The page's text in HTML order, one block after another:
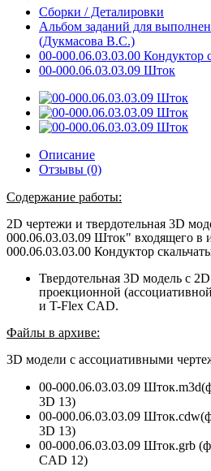
Сборки / Деталировки
Альбом заданий для
(Дукмасова В.С.)
00-000.06.03.03.00 Кондуктор
00-000.06.03.03.09 Шток
Описание
Отзывы (0)
Содержание работы:
2D чертежи и твердотельная 3D
000.06.03.03.09 Шток" входящего в
000.06.03.03.00 Кондуктор
Твердотельная 3D модель с
проекционной
и T-Flex CAD.
Файлы в архиве:
3D модели с ассоциативными
00-000.06.03.03.09
3D 13)
00-000.06.03.03.09 Шток.cdw
3D 13)
00-000.06.03.03.09 Шток.grb
CAD 12)